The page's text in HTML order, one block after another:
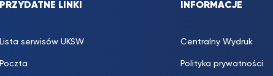
PRZYDATNE LINKI
Lista serwisów UKSW
Poczta
INFORMACJE
Centralny Wydruk
Polityka prywatności